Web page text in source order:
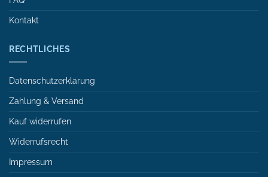
Kontakt
RECHTLICHES
Datenschutzerklärung
Zahlung & Versand
Kauf widerrufen
Widerrufsrecht
Impressum